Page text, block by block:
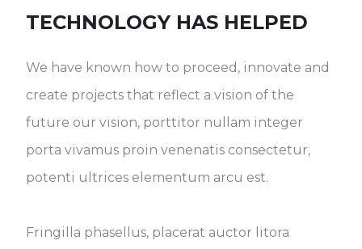
TECHNOLOGY HAS HELPED
We have known how to proceed, innovate and
create projects that reflect a vision of the
future our vision, porttitor nullam integer
porta vivamus proin venenatis consectetur,
potenti ultrices elementum arcu est.
Fringilla phasellus, placerat auctor litora